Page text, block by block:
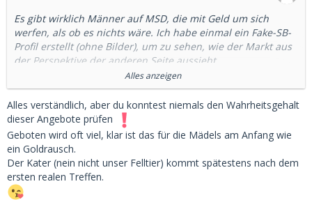
Es gibt wirklich Männer auf MSD, die mit Geld um sich
werfen, als ob es nichts wäre. Ich habe einmal ein Fake-SB-
Profil erstellt (ohne Bilder), um zu sehen, wie der Markt aus
der Perspektive der anderen Seite aussieht.
Innerhalb von 24 Stunden haben mir Männer folgendes
geboten:
1. 300 EUR für einen 20-minütigen Quickie im Auto
2. 900 EUR für ca. drei Stunden
3. 2-4k pro Monat (sogar von einem 39-Jährigen)
Besonders der letzte Punkt klingt für mich wirklich seltsam.
Ich weiß nicht einmal, welche Berufe in Deutschland zu
einem verfügbaren Einkommen von über 4.000 führen
Alles anzeigen
Alles verständlich, aber du konntest niemals den Wahrheitsgehalt
dieser Angebote prüfen
Geboten wird oft viel, klar ist das für die Mädels am Anfang wie
ein Goldrausch.
Der Kater (nein nicht unser Felltier) kommt spätestens nach dem
ersten realen Treffen.